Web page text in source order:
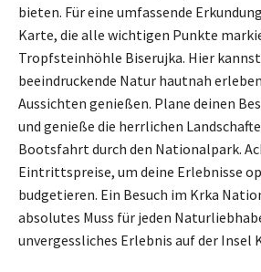
bieten. Für eine umfassende
Karte, die alle wichtigen Punkte
Tropfsteinhöhle Biserujka. Hier kannst
beeindruckende Natur hautnah
Aussichten genießen. Plane deinen
und genieße die herrlichen
Bootsfahrt durch den Nationalpark.
Eintrittspreise, um deine Erlebnisse
budgetieren. Ein Besuch im Krka
absolutes Muss für jeden
unvergessliches Erlebnis auf der Insel